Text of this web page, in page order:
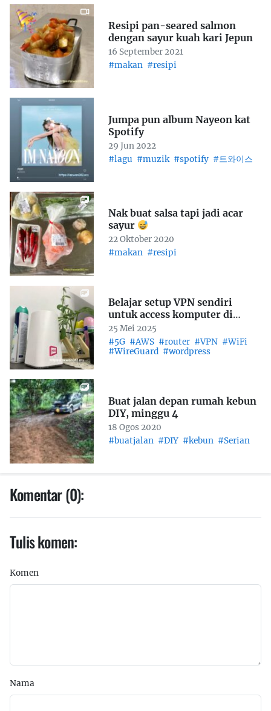
Resipi pan-seared salmon
dengan sayur kuah kari Jepun
16 September 2021
#makan #resipi
Jumpa pun album Nayeon kat
Spotify
29 Jun 2022
#lagu #muzik #spotify #트와이스
Nak buat salsa tapi jadi acar
sayur
22 Oktober 2020
#makan #resipi
Belajar setup VPN sendiri
untuk access komputer di
rumah
25 Mei 2025
#5G #AWS #router #VPN #WiFi
#WireGuard #wordpress
Buat jalan depan rumah kebun
DIY, minggu 4
18 Ogos 2020
#buatjalan #DIY #kebun #Serian
Komentar (0):
Tulis komen:
Komen
Nama